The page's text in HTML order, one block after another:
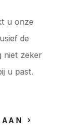
u onze
de
niet zeker
u past.